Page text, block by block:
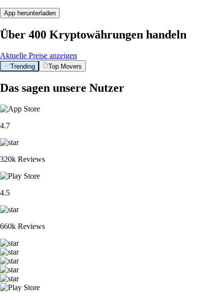
App herunterladen
Über 400 Kryptowährungen handeln
Aktuelle Preise anzeigen
Trending Top Movers
Das sagen unsere Nutzer
4.7
320k Reviews
4.5
660k Reviews